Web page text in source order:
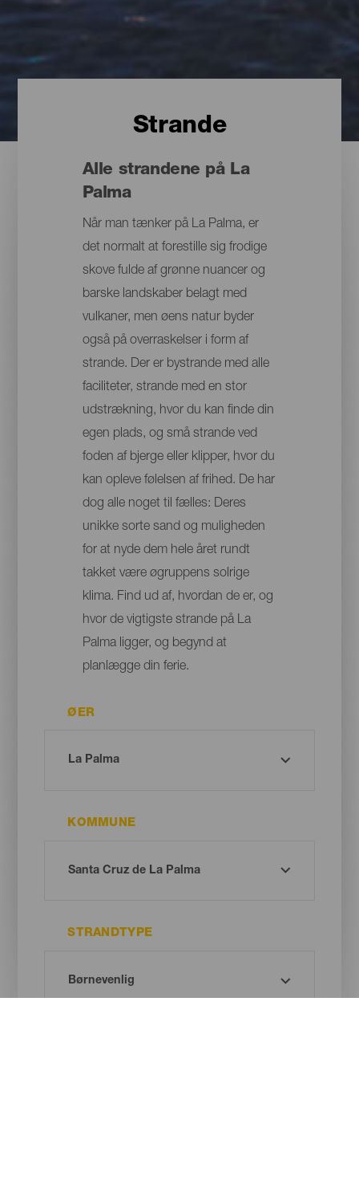
Strande
Alle strandene på La
Palma
Når man tænker på La Palma, er
det normalt at forestille sig frodige
skove fulde af grønne nuancer og
barske landskaber belagt med
vulkaner, men øens natur byder
også på overraskelser i form af
strande. Der er bystrande med alle
faciliteter, strande med en stor
udstrækning, hvor du kan finde din
egen plads, og små strande ved
foden af bjerge eller klipper, hvor du
kan opleve følelsen af frihed. De har
dog alle noget til fælles: Deres
unikke sorte sand og muligheden
for at nyde dem hele året rundt
takket være øgruppens solrige
klima. Find ud af, hvordan de er, og
hvor de vigtigste strande på La
Palma ligger, og begynd at
planlægge din ferie.
ØER
KOMMUNE
STRANDTYPE